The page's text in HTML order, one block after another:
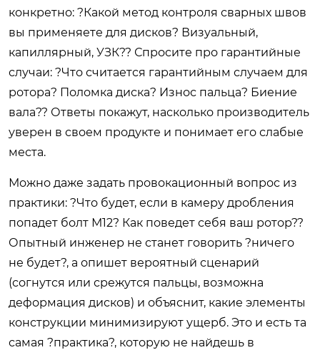
конкретно: ?Какой метод контроля сварных швов
вы применяете для дисков? Визуальный,
капиллярный, УЗК?? Спросите про гарантийные
случаи: ?Что считается гарантийным случаем для
ротора? Поломка диска? Износ пальца? Биение
вала?? Ответы покажут, насколько производитель
уверен в своем продукте и понимает его слабые
места.
Можно даже задать провокационный вопрос из
практики: ?Что будет, если в камеру дробления
попадет болт М12? Как поведет себя ваш ротор??
Опытный инженер не станет говорить ?ничего
не будет?, а опишет вероятный сценарий
(согнутся или срежутся пальцы, возможна
деформация дисков) и объяснит, какие элементы
конструкции минимизируют ущерб. Это и есть та
самая ?практика?, которую не найдешь в